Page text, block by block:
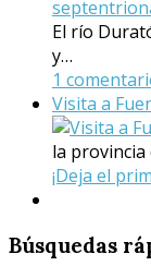
El río
y…
1
Visita a
la provincia
¡Deja el
Búsquedas